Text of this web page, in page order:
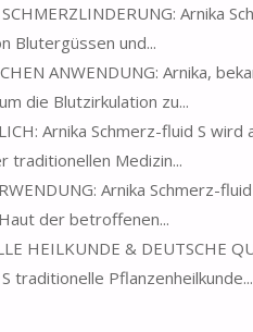
Arnika
Blutergüssen und...
ANWENDUNG: Arnika,
die Blutzirkulation zu...
Arnika Schmerz-fluid S
traditionellen Medizin...
Arnika Schmerz-
der betroffenen...
HEILKUNDE & DEUTSCHE
traditionelle Pflanzenheilkunde...